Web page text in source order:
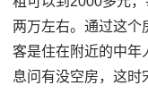
两万左右。通过这个
客是住在附近的中年
息问有没空房，这时